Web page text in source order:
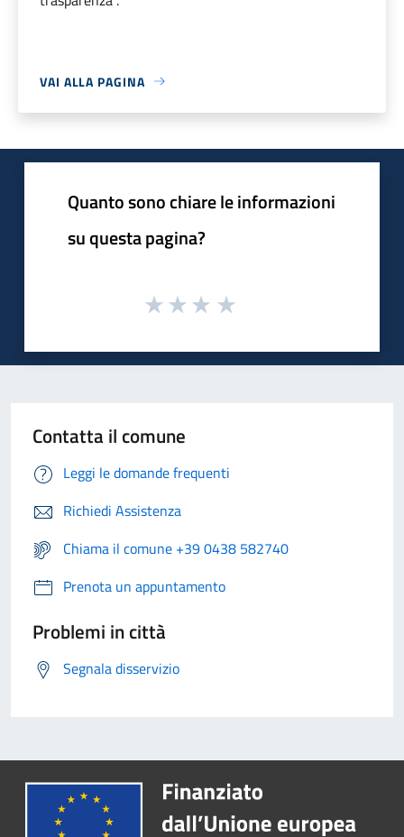
VAI ALLA PAGINA
Quanto sono chiare le informazioni
su questa pagina?
Contatta il comune
Leggi le domande frequenti
Richiedi Assistenza
Chiama il comune +39 0438 582740
Prenota un appuntamento
Problemi in città
Segnala disservizio